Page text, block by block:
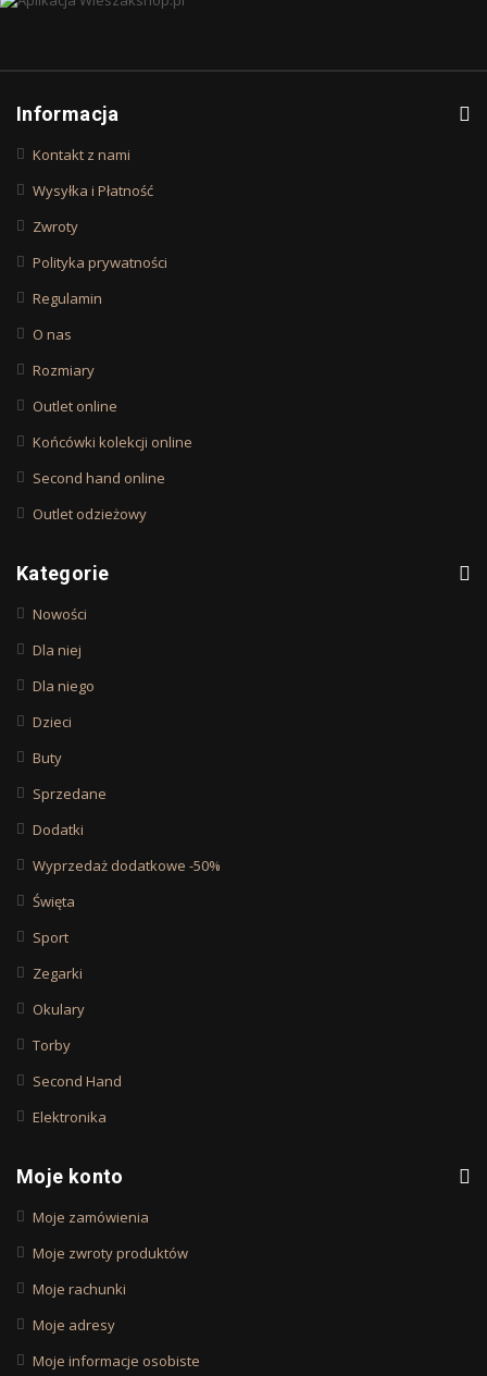
Informacja
Kontakt z nami
Wysyłka i Płatność
Zwroty
Polityka prywatności
Regulamin
O nas
Rozmiary
Outlet online
Końcówki kolekcji online
Second hand online
Outlet odzieżowy
Kategorie
Nowości
Dla niej
Dla niego
Dzieci
Buty
Sprzedane
Dodatki
Wyprzedaż dodatkowe -50%
Święta
Sport
Zegarki
Okulary
Torby
Second Hand
Elektronika
Moje konto
Moje zamówienia
Moje zwroty produktów
Moje rachunki
Moje adresy
Moje informacje osobiste